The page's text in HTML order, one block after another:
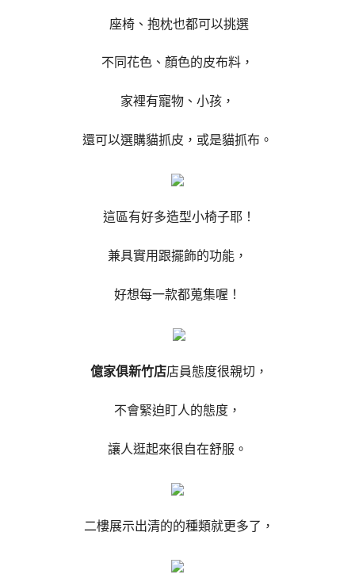
座椅、抱枕也都可以挑選
不同花色、顏色的皮布料，
家裡有寵物、小孩，
還可以選購貓抓皮，或是貓抓布。
這區有好多造型小椅子耶！
兼具實用跟擺飾的功能，
好想每一款都蒐集喔！
億家俱新竹店店員態度很親切，
不會緊迫盯人的態度，
讓人逛起來很自在舒服。
二樓展示出清的的種類就更多了，